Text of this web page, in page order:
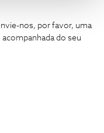
nos, por favor, uma
acompanhada do seu